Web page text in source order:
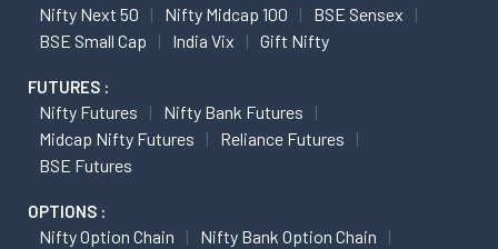
Nifty Next 50
Nifty Midcap 100
BSE Sensex
BSE Small Cap
India Vix Gift Nifty
FUTURES :
Nifty Futures
Nifty Bank Futures
Midcap Nifty Futures
Reliance Futures
BSE Futures
OPTIONS :
Nifty Option Chain
Nifty Bank Option Chain